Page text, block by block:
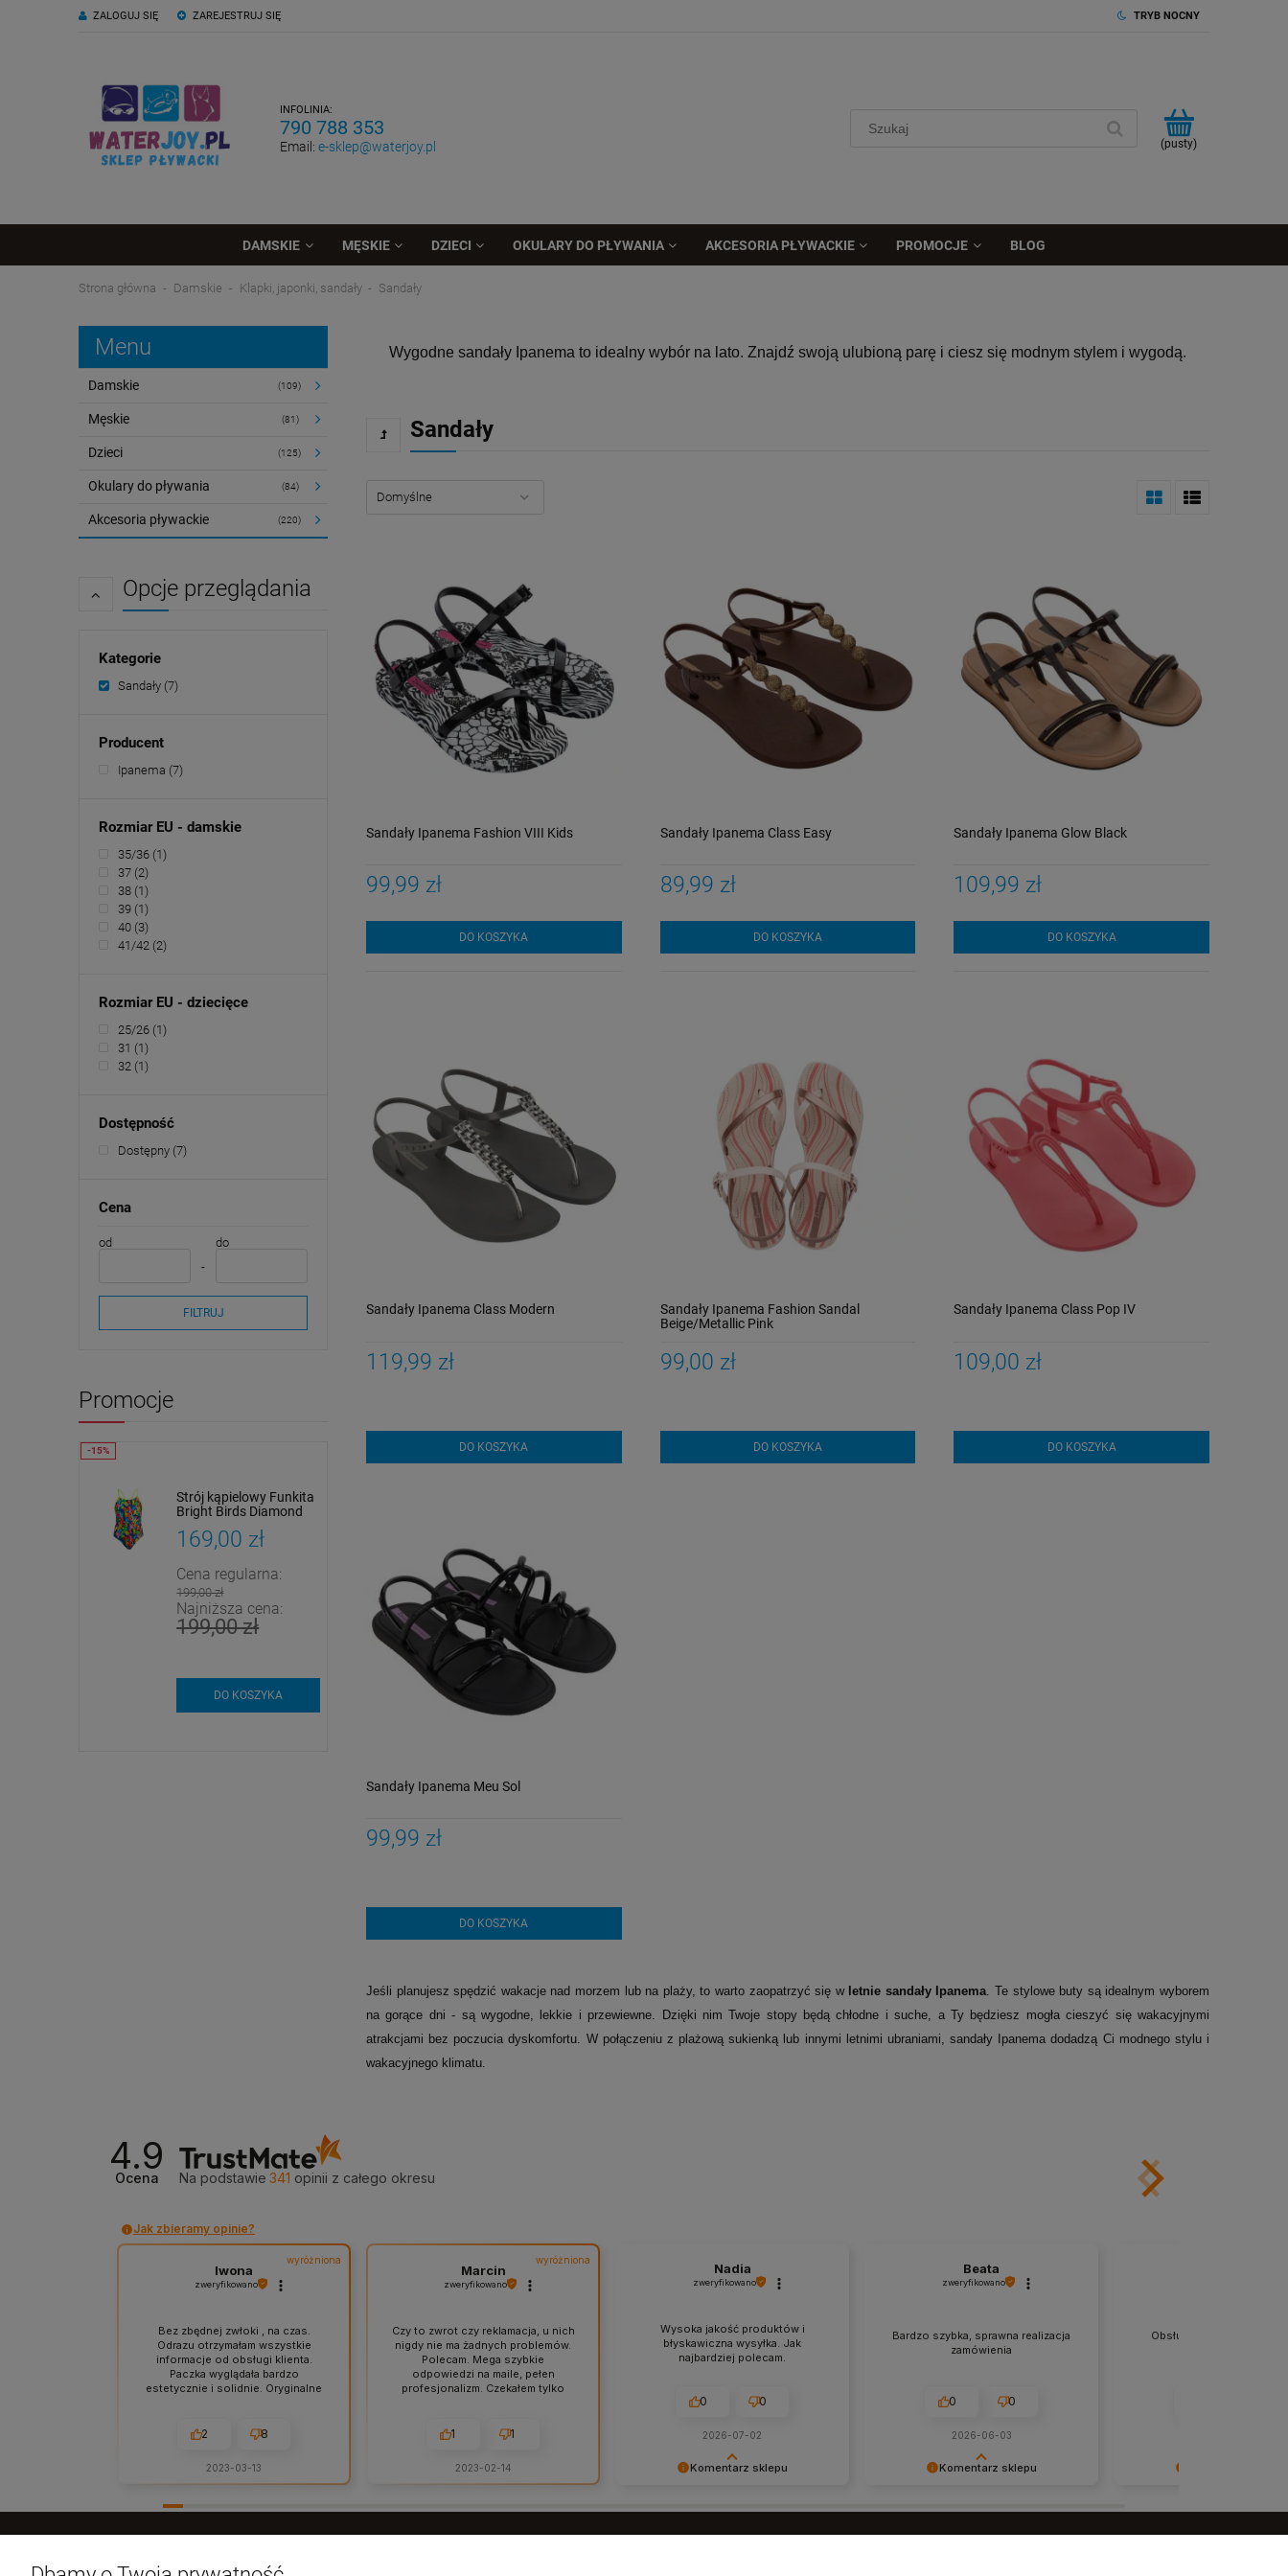
ZAREJESTRUJ SIĘ
ZALOGUJ SIĘ TRYB NOCNY
INFOLINIA:
790 788 353
Email: e-sklep@waterjoy.pl (pusty)
DAMSKIE MĘSKIE DZIECI OKULARY DO PŁYWANIA AKCESORIA PŁYWACKIE PROMOCJE BLOG
Strona główna Damskie Klapki, japonki, sandały Sandały
Menu
Damskie (109)
Męskie (81)
Dzieci (125)
Okulary do pływania (84)
Akcesoria pływackie (220)
Opcje przeglądania
Kategorie
Sandały (7)
Producent
Ipanema (7)
Rozmiar EU - damskie
35/36 (1)
37 (2)
38 (1)
39 (1)
40 (3)
41/42 (2)
Rozmiar EU - dziecięce
25/26 (1)
31 (1)
32 (1)
Dostępność
Dostępny (7)
Cena
od do
FILTRUJ
Promocje
Strój kąpielowy Funkita
Bright Birds Diamond
169,00 zł
Cena regularna:
199,00 zł
Najniższa cena:
199,00 zł
DO KOSZYKA
Cena regularna:
199,00 zł
Najniższa cena:
199,00 zł
Wygodne sandały Ipanema to idealny wybór na lato. Znajdź swoją ulubioną parę i ciesz się modnym stylem i wygodą.
Sandały
Sandały Ipanema Fashion VIII Kids
99,99 zł
DO KOSZYKA
Sandały Ipanema Class Easy
89,99 zł
DO KOSZYKA
Sandały Ipanema Glow Black
109,99 zł
DO KOSZYKA
Sandały Ipanema Class Modern
119,99 zł
DO KOSZYKA
Sandały Ipanema Fashion Sandal
Beige/Metallic Pink
99,00 zł
DO KOSZYKA
Sandały Ipanema Class Pop IV
109,00 zł
DO KOSZYKA
Sandały Ipanema Meu Sol
99,99 zł
DO KOSZYKA
Jeśli planujesz spędzić wakacje nad morzem lub na plaży, to warto zaopatrzyć się w letnie sandały Ipanema. Te stylowe buty są idealnym wyborem
na gorące dni - są wygodne, lekkie i przewiewne. Dzięki nim Twoje stopy będą chłodne i suche, a Ty będziesz mogła cieszyć się wakacyjnymi
atrakcjami bez poczucia dyskomfortu. W połączeniu z plażową sukienką lub innymi letnimi ubraniami, sandały Ipanema dodadzą Ci modnego stylu i
wakacyjnego klimatu.
4.9
Ocena Na podstawie 341 opinii z całego okresu
Jak zbieramy opinie?
wyróżniona
Iwona
zweryfikowano
Bez zbędnej zwłoki , na czas.
Odrazu otrzymałam wszystkie
informacje od obsługi klienta.
Paczka wyglądała bardzo
estetycznie i solidnie. Oryginalne
2 8
2023-03-13
wyróżniona
Marcin
zweryfikowano
Czy to zwrot czy reklamacja, u nich
nigdy nie ma żadnych problemów.
Polecam. Mega szybkie
odpowiedzi na maile, pełen
profesjonalizm. Czekałem tylko
bardzo wysokim poziomie. Z
bardzo zadowolony.
1 1
2023-02-14 Komentarz sklepu
motywacja – dziękujemy Nadia 💙
Nadia
zweryfikowano
Wysoka jakość produktów i
błyskawiczna wysyłka. Jak
najbardziej polecam.
0 0
2026-07-02
Komentarz sklepu
Super, że doceniasz to, co robimy
Beata! 🙌
Beata
zweryfikowano
Bardzo szybka, sprawna realizacja
zamówienia
0 0
2026-06-03
opinię – Twoje zadowolenie
najlepsza nagroda dla
Obsługa fantastyczna,